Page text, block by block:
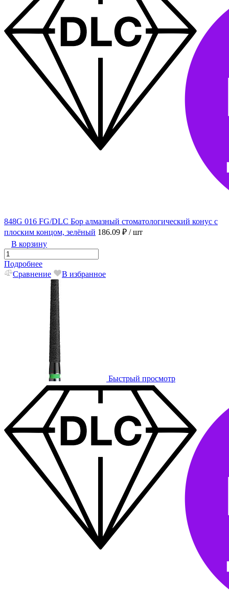
848G 016 FG/DLC Бор алмазный стоматологический конус с
плоским концом, зелёный 186.09 ₽ / шт
В корзину
Подробнее
Сравнение
В избранное
Быстрый просмотр